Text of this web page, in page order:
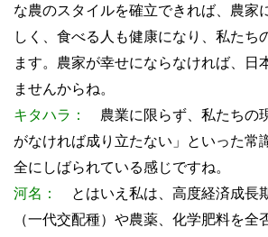
な農のスタイルを確立できれば、農家
しく、食べる人も健康になり、私たち
ます。農家が幸せにならなければ、日
ませんからね。
キタハラ：
農業に限らず、私たちの
がなければ成り立たない」といった常
全にしばられている感じですね。
河名：
とはいえ私は、高度経済成長
（一代交配種）や農薬、化学肥料を全